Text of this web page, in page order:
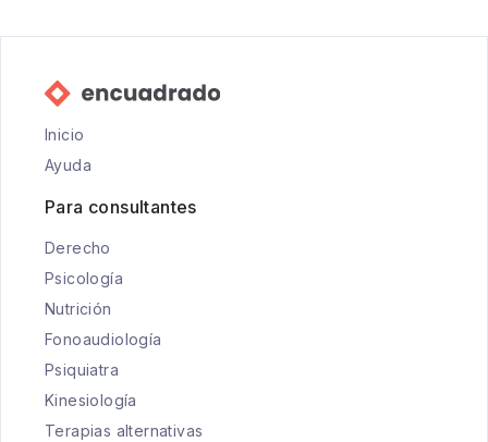
Inicio
Ayuda
Para consultantes
Derecho
Psicología
Nutrición
Fonoaudiología
Psiquiatra
Kinesiología
Terapias alternativas